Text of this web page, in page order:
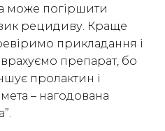
може погіршити
рецидиву. Краще
прикладання і
препарат, бо
пролактин і
– нагодована